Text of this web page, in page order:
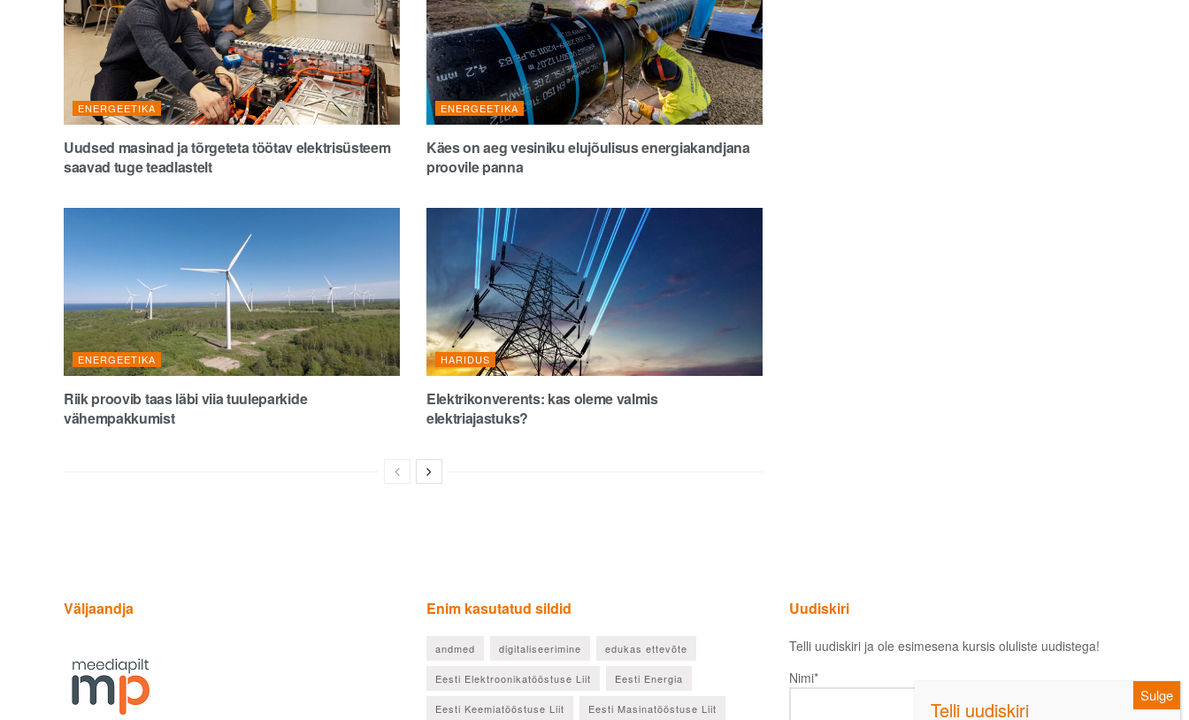
ENERGEETIKA
Uudsed masinad ja tõrgeteta töötav elektrisüsteem
saavad tuge teadlastelt
ENERGEETIKA
Käes on aeg vesiniku elujõulisus energiakandjana
proovile panna
ENERGEETIKA
Riik proovib taas läbi viia tuuleparkide
vähempakkumist
HARIDUS
Elektrikonverents: kas oleme valmis
elektriajastuks?
Väljaandja Enim kasutatud sildid
andmed digitaliseerimine edukas ettevõte
Eesti Elektroonikatööstuse Liit Eesti Energia
Eesti Keemiatööstuse Liit Eesti Masinatööstuse Liit
Uudiskiri
Telli uudiskiri ja ole esimesena kursis oluliste uudistega!
Nimi*